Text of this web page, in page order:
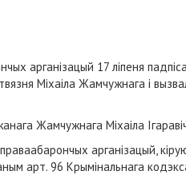
арганізацый 17 ліпеня
Міхаіла Жамчужнага і
Жамчужнага Міхаіла
арганізацый,
арт. 96 Крымінальнага